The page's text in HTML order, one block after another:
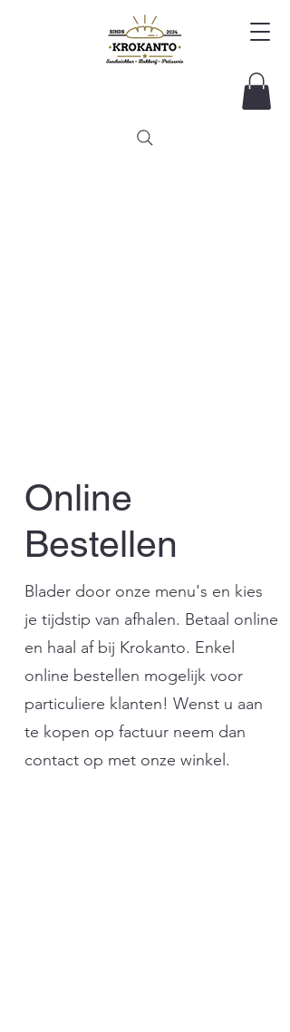
Online
Bestellen
Blader door onze menu's en kies
je tijdstip van afhalen. Betaal online
en haal af bij Krokanto. Enkel
online bestellen mogelijk voor
particuliere klanten! Wenst u aan
te kopen op factuur neem dan
contact op met onze winkel.